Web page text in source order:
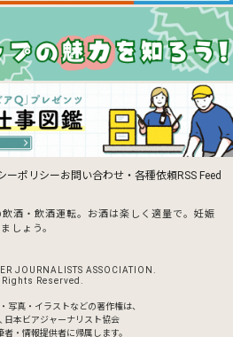
ーポリシーお問い合わせ・各種依頼RSS Feed
酒・飲酒運転。お酒は楽しく適量で。 妊娠
しょう。
JOURNALISTS ASSOCIATION.
Reserved.
写真・イラストなどの著作権は、
日本ビアジャーナリスト協会
者・情報提供者に帰属します。